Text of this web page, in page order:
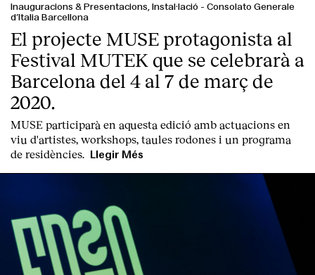
Inauguracions & Presentacions, Instal·lació - Consolato Generale
d’Italia Barcellona
El projecte MUSE protagonista al
Festival MUTEK que se celebrarà a
Barcelona del 4 al 7 de març de
2020.
MUSE participarà en aquesta edició amb actuacions en
viu d'artistes, workshops, taules rodones i un programa
de residències.
Llegir Més